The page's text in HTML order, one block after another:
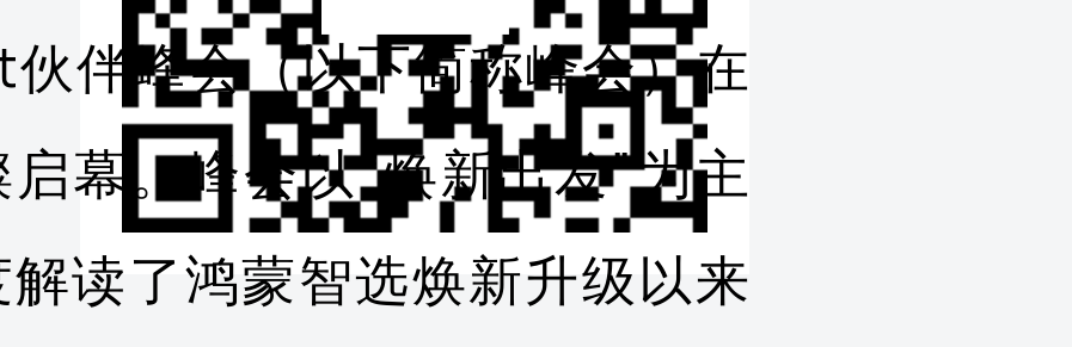
伴峰会（以下简称峰会）在
幕。峰会以“焕新出发”为主
读了鸿蒙智选焕新升级以来